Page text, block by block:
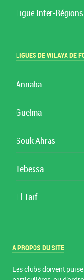
Ligue Inter-Régions
LIGUES DE WILAYA DE
Annaba
Guelma
Souk Ahras
Tebessa
El Tarf
A PROPOS DU SITE
Les clubs doivent